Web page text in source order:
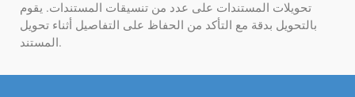
تحويلات المستندات على عدد من تنسيقات المستندات. يقوم
بالتحويل بدقة مع التأكد من الحفاظ على التفاصيل أثناء تحويل
المستند.